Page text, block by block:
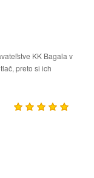
KK Bagala v
preto si ich